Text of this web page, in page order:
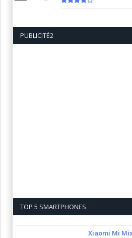
PUBLICITÉ2
TOP 5 SMARTPHONES
Xiaomi Mi